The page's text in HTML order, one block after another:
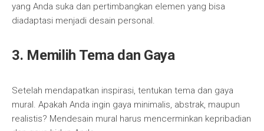
yang Anda suka dan pertimbangkan elemen yang bisa
diadaptasi menjadi desain personal.
3. Memilih Tema dan Gaya
Setelah mendapatkan inspirasi, tentukan tema dan gaya
mural. Apakah Anda ingin gaya minimalis, abstrak, maupun
realistis? Mendesain mural harus mencerminkan kepribadian